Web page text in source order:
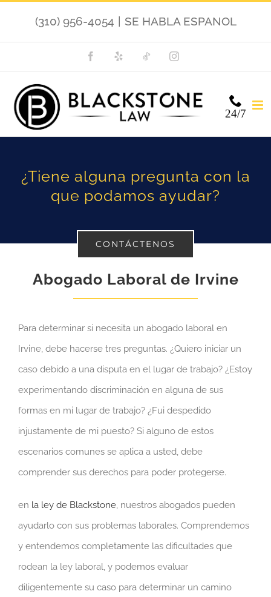
(310) 956-4054 SE HABLA ESPANOL
Facebook TikTok Instagram
24/7
¿Tiene alguna pregunta con la
que podamos ayudar?
CONTÁCTENOS
Abogado Laboral de Irvine
Para determinar si necesita un abogado laboral en
Irvine, debe hacerse tres preguntas. ¿Quiero iniciar un
caso debido a una disputa en el lugar de trabajo? ¿Estoy
experimentando discriminación en alguna de sus
formas en mi lugar de trabajo? ¿Fui despedido
injustamente de mi puesto? Si alguno de estos
escenarios comunes se aplica a usted, debe
comprender sus derechos para poder protegerse.
en la ley de Blackstone, nuestros abogados pueden
ayudarlo con sus problemas laborales. Comprendemos
y entendemos completamente las dificultades que
rodean la ley laboral, y podemos evaluar
diligentemente su caso para determinar un camino